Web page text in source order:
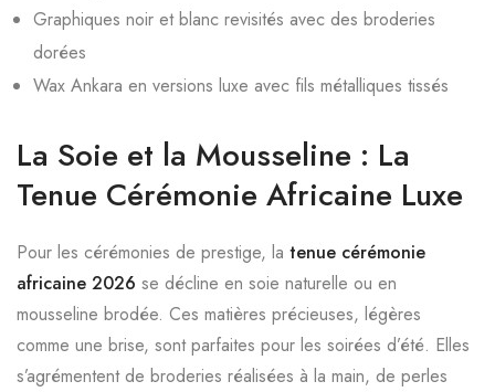
Graphiques noir et blanc revisités avec des broderies
dorées
Wax Ankara en versions luxe avec fils métalliques tissés
La Soie et la Mousseline : La
Tenue Cérémonie Africaine Luxe
Pour les cérémonies de prestige, la tenue cérémonie
africaine 2026 se décline en soie naturelle ou en
mousseline brodée. Ces matières précieuses, légères
comme une brise, sont parfaites pour les soirées d’été. Elles
s’agrémentent de broderies réalisées à la main, de perles